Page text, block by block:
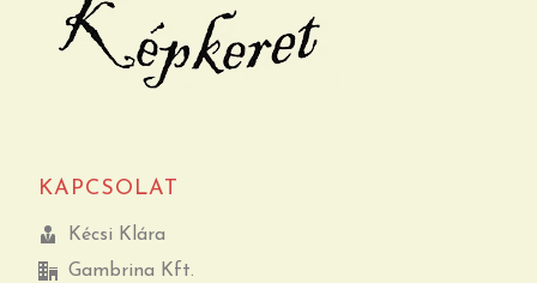
KAPCSOLAT
Kécsi Klára
Gambrina Kft.